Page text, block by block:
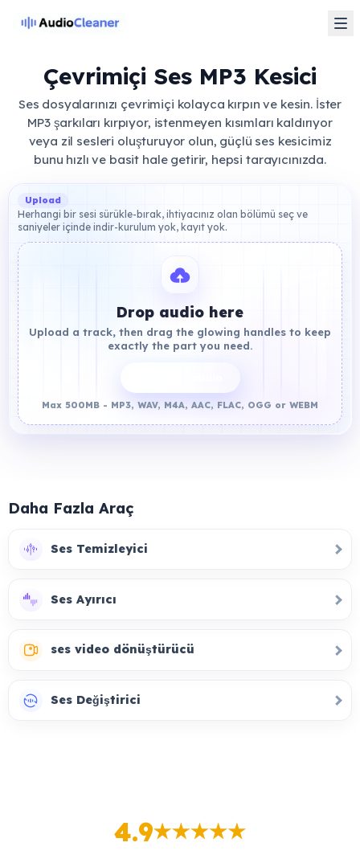
Çevrimiçi Ses MP3 Kesici
Ses dosyalarınızı çevrimiçi kolayca kırpın ve kesin. İster
MP3 şarkıları kırpıyor, istenmeyen kısımları kaldırıyor
veya zil sesleri oluşturuyor olun, güçlü ses kesicimiz
bunu hızlı ve basit hale getirir, hepsi tarayıcınızda.
Upload
Herhangi bir sesi sürükle-bırak, ihtiyacınız olan bölümü seç ve
saniyeler içinde indir-kurulum yok, kayıt yok.
Drop audio here
Upload a track, then drag the glowing handles to keep
exactly the part you need.
Max 500MB - MP3, WAV, M4A, AAC, FLAC, OGG or WEBM
Daha Fazla Araç
Ses Temizleyici
Ses Ayırıcı
ses video dönüştürücü
Ses Değiştirici
4.9